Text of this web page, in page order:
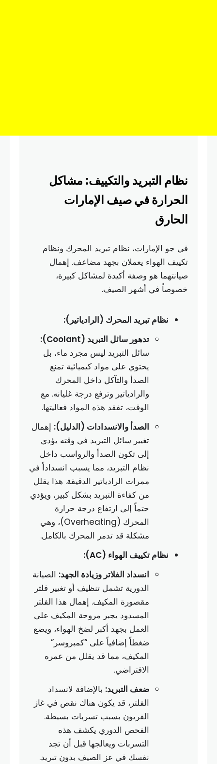
نظام التبريد والتكييف: مشاكل
الحرارة في صيف الإمارات
الحارق
في جو الإمارات، نظام تبريد المحرك ونظام
تكييف الهواء يعملان بجهد مضاعف. إهمال
صيانتهما هو وصفة أكيدة لمشاكل كبيرة،
خصوصاً في أشهر الصيف.
نظام تبريد المحرك (الرادياتير):
تدهور سائل التبريد (Coolant):
سائل التبريد ليس مجرد ماء، بل
يحتوي على مواد كيميائية تمنع
الصدأ والتآكل داخل المحرك
والرادياتير وترفع درجة غليانه. مع
الوقت، تفقد هذه المواد فعاليتها.
الصدأ والانسدادات (الدليل): إهمال
تغيير سائل التبريد في وقته يؤدي
إلى تكون الصدأ والرواسب داخل
نظام التبريد، مما يسبب انسداداً في
ممرات الرادياتير الدقيقة. هذا يقلل
من كفاءة التبريد بشكل كبير، ويؤدي
حتماً إلى ارتفاع درجة حرارة
المحرك (Overheating)، وهي
مشكلة قد تدمر المحرك بالكامل.
نظام تكييف الهواء (AC):
انسداد الفلاتر وزيادة الجهد: الصيانة
الدورية تشمل تنظيف أو تغيير فلتر
مقصورة المكيف. إهمال هذا الفلتر
المسدود يجبر مروحة المكيف على
العمل بجهد أكبر لضخ الهواء، ويضع
ضغطاً إضافياً على “كمبروسر”
المكيف، مما قد يقلل من عمره
الافتراضي.
ضعف التبريد: بالإضافة لانسداد
الفلتر، قد يكون هناك نقص في غاز
الفريون بسبب تسربات بسيطة.
الفحص الدوري يكشف هذه
التسربات ويعالجها قبل أن تجد
نفسك في عز الصيف بدون تبريد.